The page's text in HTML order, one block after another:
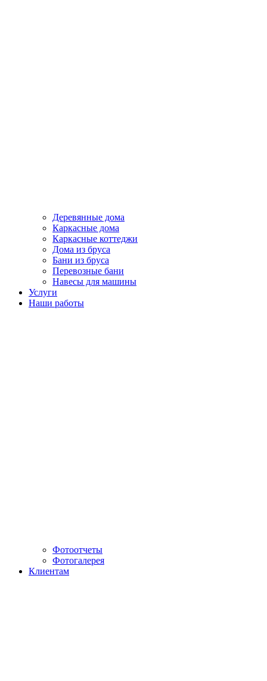
Деревянные дома
Каркасные дома
Каркасные коттеджи
Дома из бруса
Бани из бруса
Перевозные бани
Навесы для машины
Услуги
Наши работы
Фотоотчеты
Фотогалерея
Клиентам